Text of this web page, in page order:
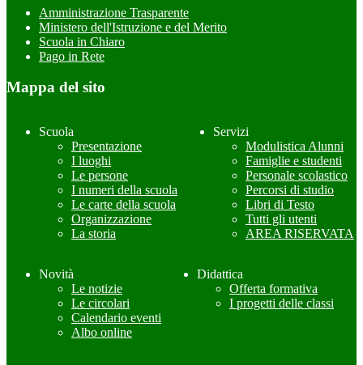
Amministrazione Trasparente
Ministero dell'Istruzione e del Merito
Scuola in Chiaro
Pago in Rete
Mappa del sito
Scuola
Presentazione
I luoghi
Le persone
I numeri della scuola
Le carte della scuola
Organizzazione
La storia
Servizi
Modulistica Alunni
Famiglie e studenti
Personale scolastico
Percorsi di studio
Libri di Testo
Tutti gli utenti
AREA RISERVATA
Novità
Le notizie
Le circolari
Calendario eventi
Albo online
Didattica
Offerta formativa
I progetti delle classi